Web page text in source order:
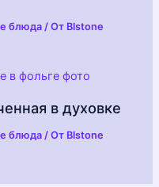
блюда / От Blstone
в духовке
блюда / От Blstone